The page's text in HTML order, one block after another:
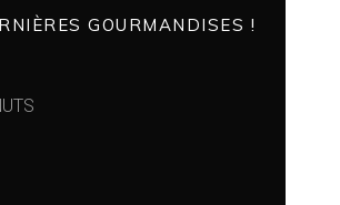
GOURMANDISES !